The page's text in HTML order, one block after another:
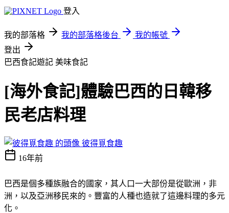
登入
我的部落格 我的部落格後台
我的帳號
登出
巴西食記遊記 美味食記
[海外食記]體驗巴西的日韓移
民老店料理
彼得覓食趣
16年前
巴西是個多種族融合的國家，其人口一大部份是從歐洲，非
洲，以及亞洲移民來的。豐富的人種也造就了這邊料理的多元
化。